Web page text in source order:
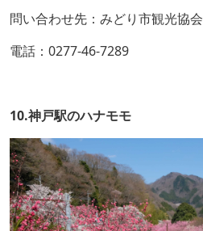
問い合わせ先：みどり市観光協会
電話：0277-46-7289
10.神戸駅のハナモモ